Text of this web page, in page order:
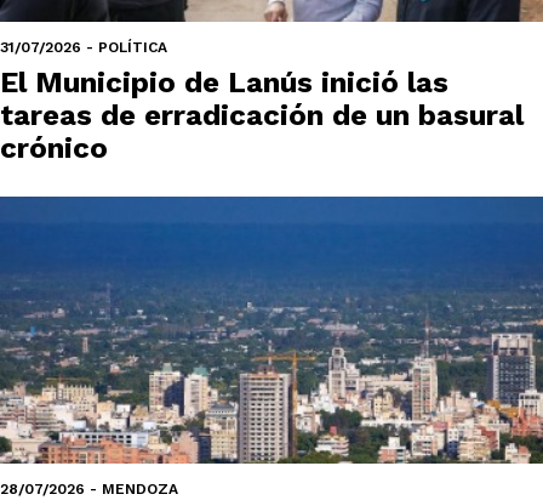
31/07/2026 - POLÍTICA
El Municipio de Lanús inició las
tareas de erradicación de un basural
crónico
28/07/2026 - MENDOZA